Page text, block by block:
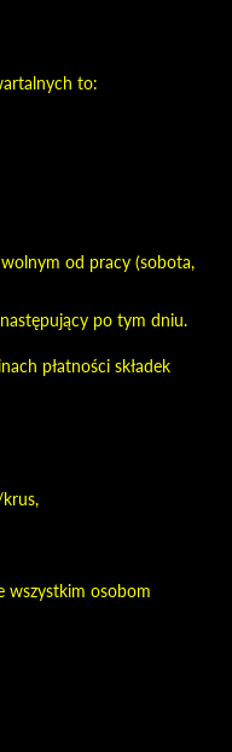
to:
od pracy (sobota,
po tym dniu.
płatności składek
wszystkim osobom